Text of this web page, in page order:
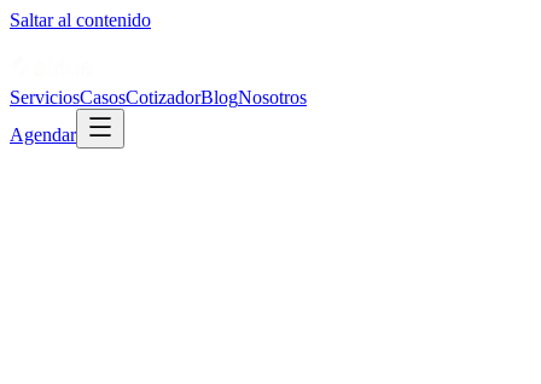
Saltar al contenido
ServiciosCasosCotizadorBlogNosotros
Agendar